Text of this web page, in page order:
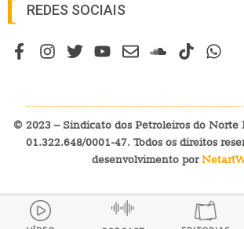
REDES SOCIAIS
© 2023 – Sindicato dos Petroleiros do Norte
01.322.648/0001-47. Todos os direitos
desenvolvimento por